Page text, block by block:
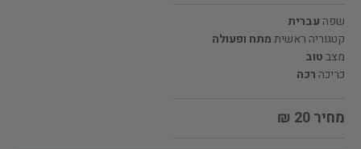
שפה עברית
קטגוריה ראשיתמתח ופעולה
מצבטוב
כריכה רכה
מחיר 20 ₪